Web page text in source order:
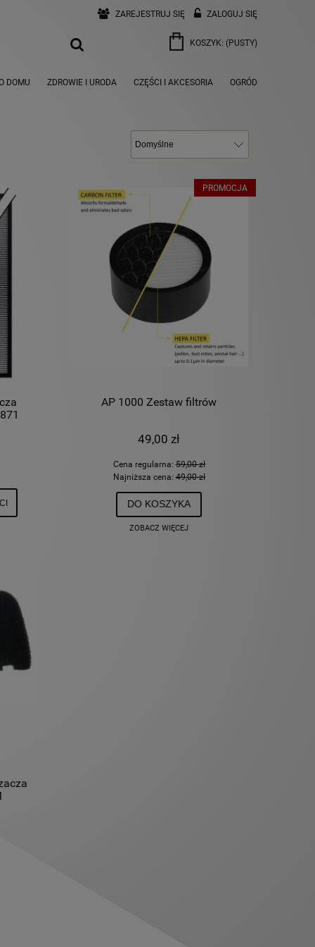
ZAREJESTRUJ SIĘ ZALOGUJ SIĘ
KOSZYK: (PUSTY)
DOMU ZDROWIE I URODA CZĘŚCI I AKCESORIA OGRÓD
AP 1000 Zestaw filtrów
49,00 zł
Cena regularna:59,00 zł
Najniższa cena:49,00 zł
DO KOSZYKA
ZOBACZ WIĘCEJ
PROMOCJA